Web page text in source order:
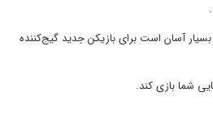
آسان است برای بازیکن جدید گیج‌کننده
شما بازی کند.